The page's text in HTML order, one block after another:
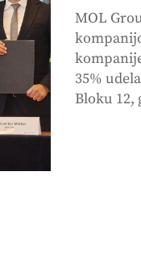
MOL
35%
Bloku 12,